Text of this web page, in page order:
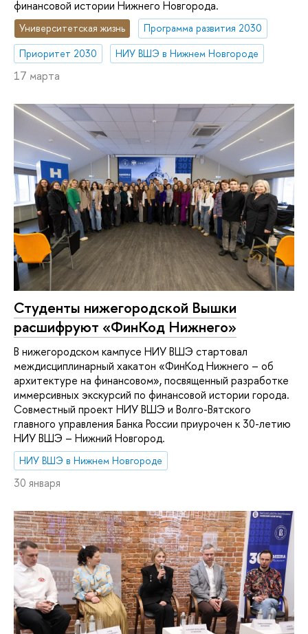
финансовой истории Нижнего Новгорода.
Университетская жизнь
Программа развития 2030
Приоритет 2030
НИУ ВШЭ в Нижнем Новгороде
17 марта
Студенты нижегородской Вышки
расшифруют «ФинКод Нижнего»
В нижегородском кампусе НИУ ВШЭ стартовал
междисциплинарный хакатон «ФинКод Нижнего – об
архитектуре на финансовом», посвященный разработке
иммерсивных экскурсий по финансовой истории города.
Совместный проект НИУ ВШЭ и Волго-Вятского
главного управления Банка России приурочен к 30-летию
НИУ ВШЭ – Нижний Новгород.
НИУ ВШЭ в Нижнем Новгороде
30 января